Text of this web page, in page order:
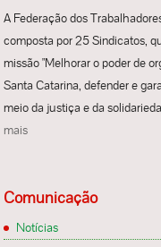
A Federação dos
composta por 25 Sindicatos,
missão "Melhorar o poder de
Santa Catarina, defender e
meio da justiça e da
mais
Comunicação
Notícias